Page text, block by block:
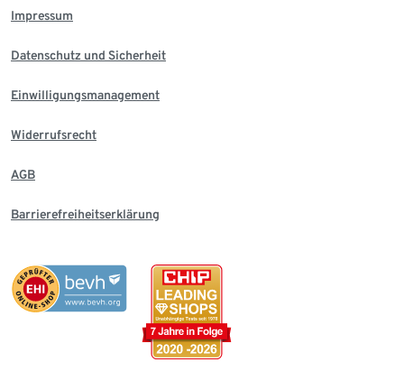
Impressum
Datenschutz und Sicherheit
Einwilligungsmanagement
Widerrufsrecht
AGB
Barrierefreiheitserklärung